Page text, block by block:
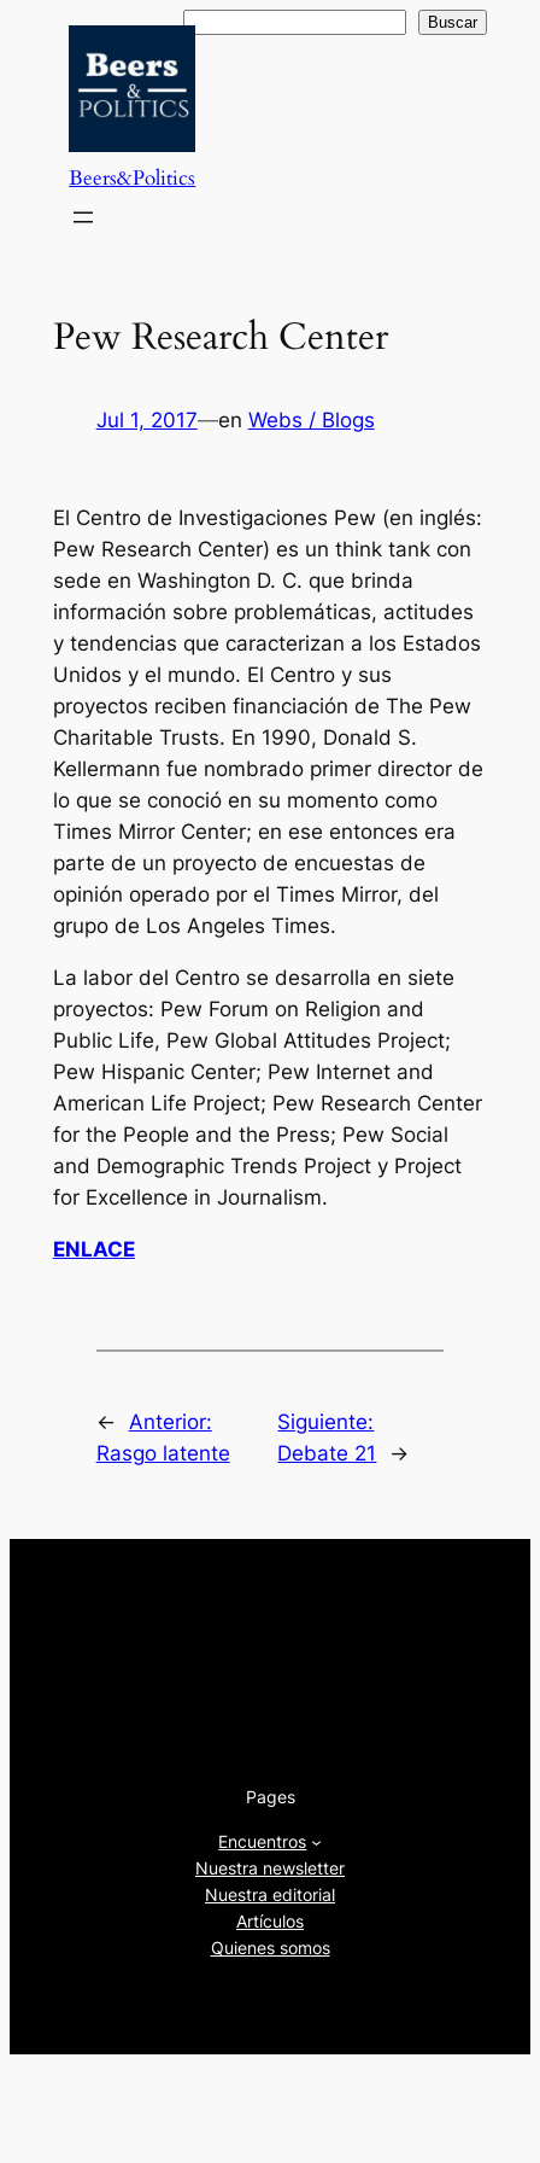
contenido
Buscar Buscar
Beers&Politics
Pew Research Center
Jul 1, 2017—en Webs / Blogs
El Centro de Investigaciones Pew (en inglés:
Pew Research Center) es un think tank con
sede en Washington D. C. que brinda
información sobre problemáticas, actitudes
y tendencias que caracterizan a los Estados
Unidos y el mundo. El Centro y sus
proyectos reciben financiación de The Pew
Charitable Trusts. En 1990, Donald S.
Kellermann fue nombrado primer director de
lo que se conoció en su momento como
Times Mirror Center; en ese entonces era
parte de un proyecto de encuestas de
opinión operado por el Times Mirror, del
grupo de Los Angeles Times.
La labor del Centro se desarrolla en siete
proyectos: Pew Forum on Religion and
Public Life, Pew Global Attitudes Project;
Pew Hispanic Center; Pew Internet and
American Life Project; Pew Research Center
for the People and the Press; Pew Social
and Demographic Trends Project y Project
for Excellence in Journalism.
ENLACE
←
Anterior:
Rasgo latente
Siguiente:
Debate 21
→
Pages
Encuentros
Nuestra newsletter
Nuestra editorial
Artículos
Quienes somos